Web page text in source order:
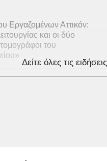
Εργαζομένων Αττικόν:
και οι δύο
τομογράφοι του
Δείτε όλες τις ειδήσεις